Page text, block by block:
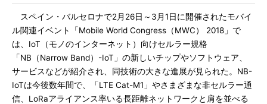
スペイン・バルセロナで2月26日～3月1日に開催されたモバイ
ル関連イベント「Mobile World Congress（MWC） 2018」で
は、IoT（モノのインターネット）向けセルラー規格
「NB（Narrow Band）-IoT」の新しいチップやソフトウェア、
サービスなどが紹介され、同技術の大きな進展が見られた。NB-
IoTは今後数年間で、「LTE Cat-M1」やさまざまな非セルラー通
信、LoRaアライアンス率いる長距離ネットワークと肩を並べる